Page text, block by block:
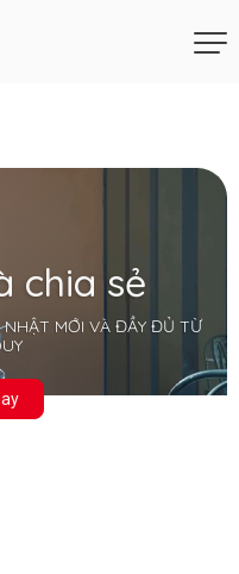
chia sẻ
MỚI VÀ ĐẦY ĐỦ TỪ